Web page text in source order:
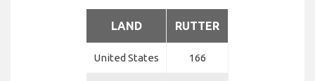
LAND RUTTER
United States 166